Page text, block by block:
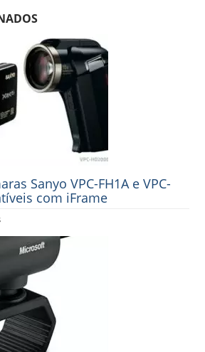
Sanyo VPC-FH1A e VPC-
com iFrame